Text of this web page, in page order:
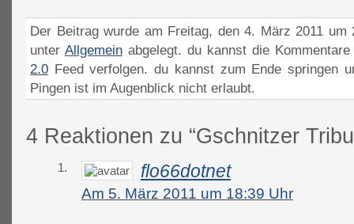
Der Beitrag wurde am Freitag, den 4. März 2011
unter Allgemein abgelegt. du kannst die
2.0 Feed verfolgen. du kannst zum Ende springen
Pingen ist im Augenblick nicht erlaubt.
4 Reaktionen zu “Gschnitzer
1. flo66dotnet
Am 5. März 2011 um 18:39 Uhr